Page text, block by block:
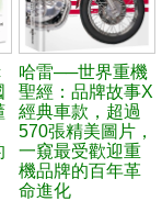
哈雷──世界重機
聖經：品牌故事X
經典車款，超過
570張精美圖片，
一窺最受歡迎重
機品牌的百年革
命進化